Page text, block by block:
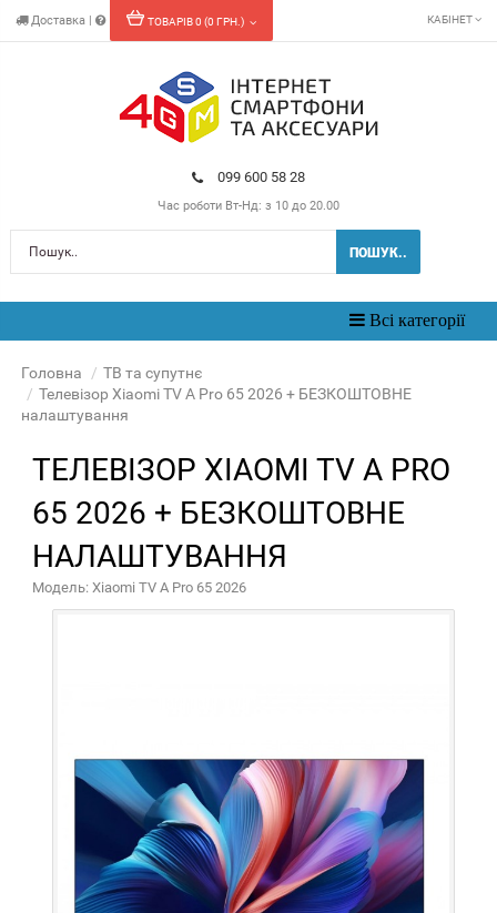
Доставка | КАБІНЕТ
099 600 58 28
Час роботи Вт-Нд: з 10 до 20.00
ТОВАРІВ 0 (0 ГРН.)
ПОШУК..
Toggle
navigation
Всі категорії
Головна
ТВ та супутнє
Телевізор Xiaomi TV A Pro 65 2026 + БЕЗКОШТОВНЕ
налаштування
ТЕЛЕВІЗОР XIAOMI TV A PRO
65 2026 + БЕЗКОШТОВНЕ
НАЛАШТУВАННЯ
Модель: Xiaomi TV A Pro 65 2026